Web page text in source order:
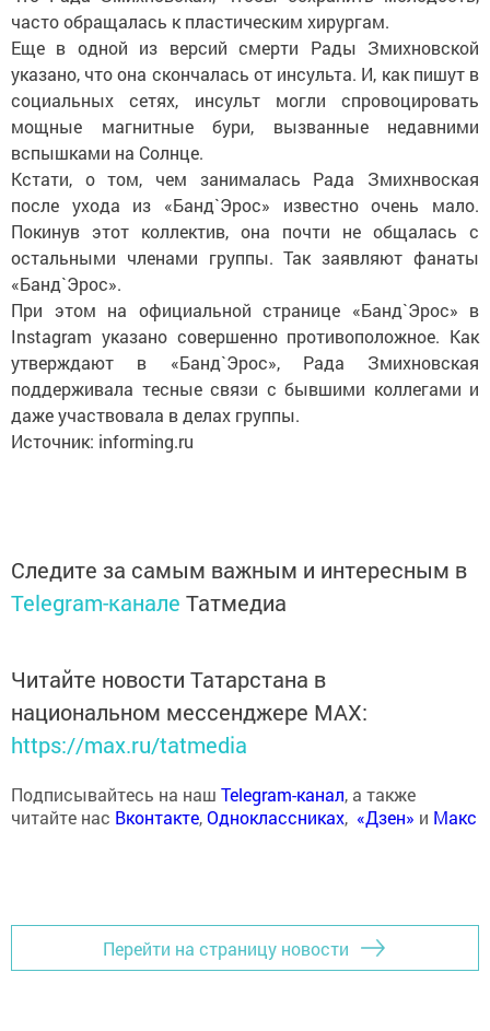
часто обращалась к пластическим хирургам.
Еще в одной из версий смерти Рады Змихновской
указано, что она скончалась от инсульта. И, как пишут в
социальных сетях, инсульт могли спровоцировать
мощные магнитные бури, вызванные недавними
вспышками на Солнце.
Кстати, о том, чем занималась Рада Змихнвоская
после ухода из «Банд`Эрос» известно очень мало.
Покинув этот коллектив, она почти не общалась с
остальными членами группы. Так заявляют фанаты
«Банд`Эрос».
При этом на официальной странице «Банд`Эрос» в
Instagram указано совершенно противоположное. Как
утверждают в «Банд`Эрос», Рада Змихновская
поддерживала тесные связи с бывшими коллегами и
даже участвовала в делах группы.
Источник: informing.ru
Следите за самым важным и интересным в
Telegram-канале Татмедиа
Читайте новости Татарстана в
национальном мессенджере MАХ:
https://max.ru/tatmedia
Подписывайтесь на наш Telegram-канал, а также
читайте нас Вконтакте,Одноклассниках, «Дзен» и Макс
Перейти на страницу новости